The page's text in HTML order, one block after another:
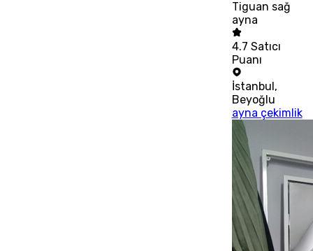
Tiguan sağ
ayna
4.7 Satıcı
Puanı
İstanbul,
Beyoğlu
ayna çekimlik